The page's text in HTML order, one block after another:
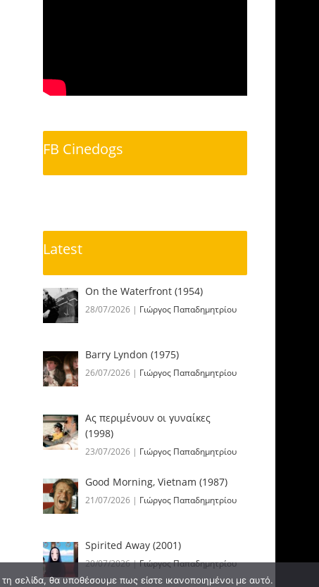
FB Cinedogs
Latest
On the Waterfront (1954)
28/07/2026 | Γιώργος Παπαδημητρίου
Barry Lyndon (1975)
26/07/2026 | Γιώργος Παπαδημητρίου
Ας περιμένουν οι γυναίκες
(1998)
23/07/2026 | Γιώργος Παπαδημητρίου
Good Morning, Vietnam (1987)
21/07/2026 | Γιώργος Παπαδημητρίου
Spirited Away (2001)
20/07/2026|Γιώργος Παπαδημητρίου
σελίδα, θα υποθέσουμε πως είστε ικανοποιημένοι με αυτό.